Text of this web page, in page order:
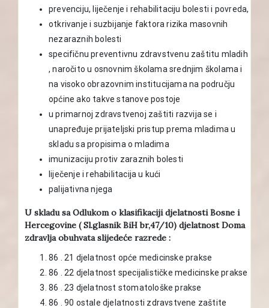
prevenciju, liječenje i rehabilitaciju bolesti i povreda,
otkrivanje i suzbijanje faktora rizika masovnih
nezaraznih bolesti
specifičnu preventivnu zdravstvenu zaštitu mladih
, naročito u osnovnim školama srednjim školama i
na visoko obrazovnim institucijama na području
općine ako takve stanove postoje
u primarnoj zdravstvenoj zaštiti razvija se i
unapređuje prijateljski pristup prema mladima u
skladu sa propisima o mladima
imunizaciju protiv zaraznih bolesti
liječenje i rehabilitacija u kući
palijativna njega
U skladu sa Odlukom o klasifikaciji djelatnosti Bosne i
Hercegovine ( Sl.glasnik BiH br,47/10) djelatnost Doma
zdravlja obuhvata slijedeće razrede :
86 . 21 djelatnost opće medicinske prakse
86 . 22 djelatnost specijalističke medicinske prakse
86 . 23 djelatnost stomatološke prakse
86 . 90 ostale djelatnosti zdravstvene zaštite